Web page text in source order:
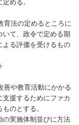
める。
法の定めるところに
いて、政令で定める期
よる評価を受けるもの
や教育活動にかかる
援するためにファカ
のとする。
実施体制並びに方法